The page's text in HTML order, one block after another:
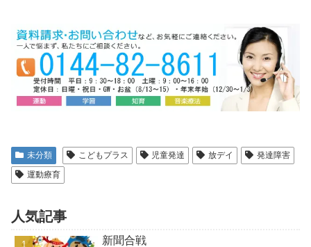
未分類 こどもプラス 児童発達 放デイ
発達障害
運動療育
人気記事
新聞合戦